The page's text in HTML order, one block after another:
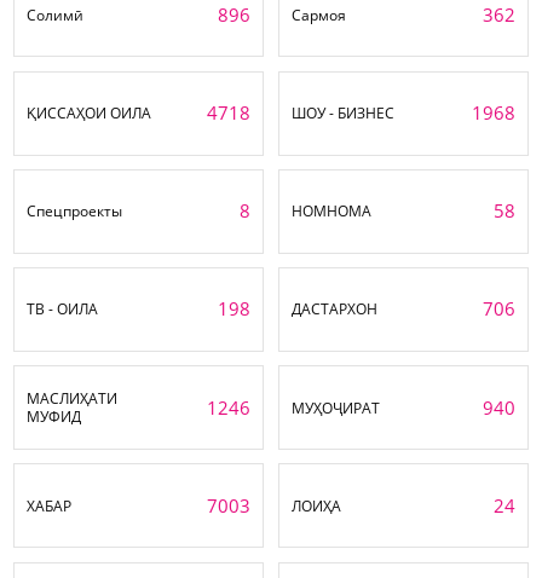
Солимӣ 896 Сармоя 362
ҚИССАҲОИ ОИЛА 4718 ШОУ - БИЗНЕС 1968
Спецпроекты 8 НОМНОМА 58
ТВ - ОИЛА 198 ДАСТАРХОН 706
МАСЛИҲАТИ
МУФИД
1246 МУҲОҶИРАТ 940
ХАБАР 7003 ЛОИҲА 24